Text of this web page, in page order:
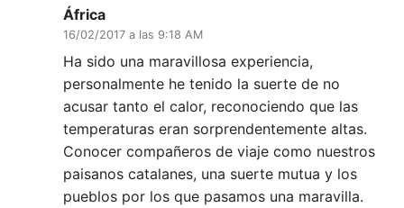
África
16/02/2017 a las 9:18 AM
Ha sido una maravillosa experiencia,
personalmente he tenido la suerte de no
acusar tanto el calor, reconociendo que las
temperaturas eran sorprendentemente altas.
Conocer compañeros de viaje como nuestros
paisanos catalanes, una suerte mutua y los
pueblos por los que pasamos una maravilla.